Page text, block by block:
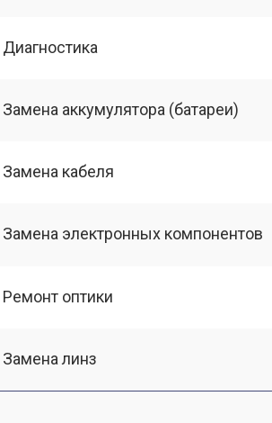
Диагностика
Замена аккумулятора (батареи)
Замена кабеля
Замена электронных компонентов
Ремонт оптики
Замена линз